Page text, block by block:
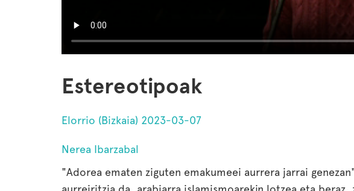
Estereotipoak
Elorrio (Bizkaia) 2023-03-07
Nerea Ibarzabal
"Adorea ematen ziguten emakumeei aurrera jarrai